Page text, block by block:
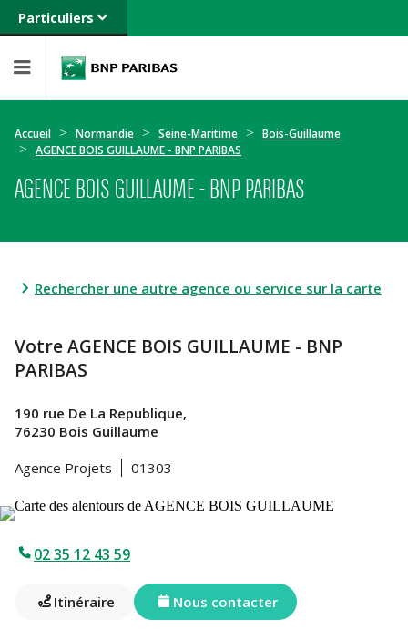
Particuliers
Banque privée
Entreprises
Accueil Normandie Seine-Maritime
Bois-Guillaume
AGENCE BOIS GUILLAUME - BNP PARIBAS
AGENCE BOIS GUILLAUME - BNP PARIBAS
Rechercher une autre agence ou service sur la carte
Votre AGENCE BOIS GUILLAUME - BNP
PARIBAS
190 rue De La Republique,
76230 Bois Guillaume
Agence Projets
01303
02 35 12 43 59
Itinéraire Nous contacter